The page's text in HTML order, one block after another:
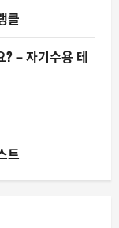
클
? – 자기수용 테
트